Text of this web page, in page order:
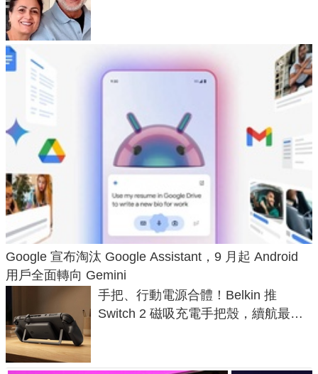
Google 宣布淘汰 Google Assistant，9 月起 Android
用戶全面轉向 Gemini
手把、行動電源合體！Belkin 推
Switch 2 磁吸充電手把殼，續航最高